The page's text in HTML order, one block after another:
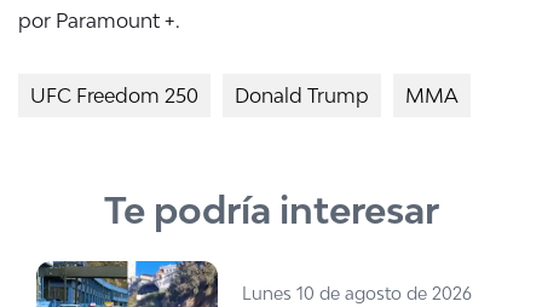
por Paramount +.
UFC Freedom 250 Donald Trump MMA
Te podría interesar
Lunes 10 de agosto de 2026